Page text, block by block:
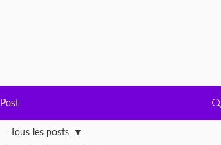
Post
Tous les posts